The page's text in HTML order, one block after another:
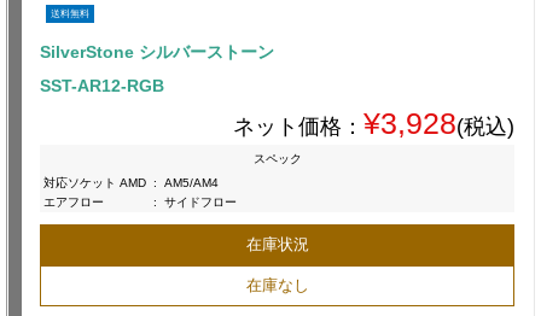
送料無料
SilverStone シルバーストーン
SST-AR12-RGB
ネット価格： ¥3,928(税込)
スペック
対応ソケット AMD :
AM5/AM4
エアフロー
: サイドフロー
在庫状況
在庫なし